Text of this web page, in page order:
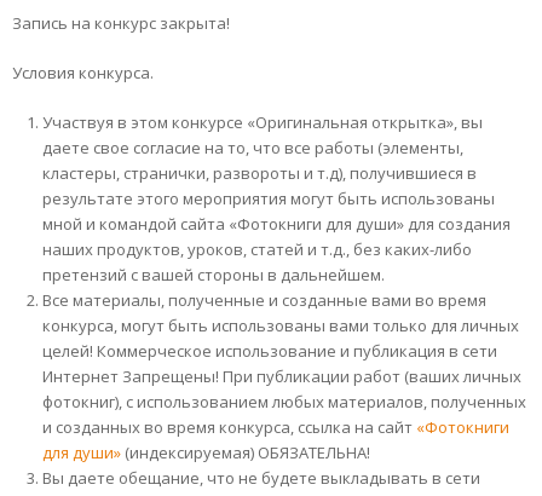
Запись на конкурс закрыта!
Условия конкурса.
Участвуя в этом конкурсе «Оригинальная открытка», вы
даете свое согласие на то, что все работы (элементы,
кластеры, странички, развороты и т.д), получившиеся в
результате этого мероприятия могут быть использованы
мной и командой сайта «Фотокниги для души» для создания
наших продуктов, уроков, статей и т.д., без каких-либо
претензий с вашей стороны в дальнейшем.
Все материалы, полученные и созданные вами во время
конкурса, могут быть использованы вами только для личных
целей! Коммерческое использование и публикация в сети
Интернет Запрещены! При публикации работ (ваших личных
фотокниг), с использованием любых материалов, полученных
и созданных во время конкурса, ссылка на сайт «Фотокниги
для души» (индексируемая) ОБЯЗАТЕЛЬНА!
Вы даете обещание, что не будете выкладывать в сети